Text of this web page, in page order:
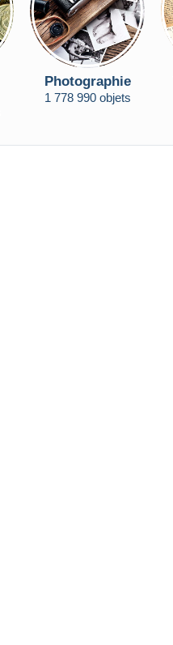
Photographie
1 778 990 objets